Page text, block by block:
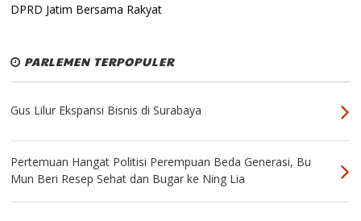
DPRD Jatim Bersama Rakyat
PARLEMEN TERPOPULER
Gus Lilur Ekspansi Bisnis di Surabaya
Pertemuan Hangat Politisi Perempuan Beda Generasi, Bu
Mun Beri Resep Sehat dan Bugar ke Ning Lia